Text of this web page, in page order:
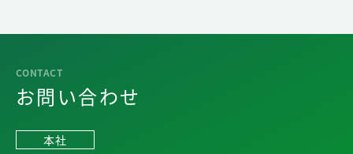
お問い合わせ
本社